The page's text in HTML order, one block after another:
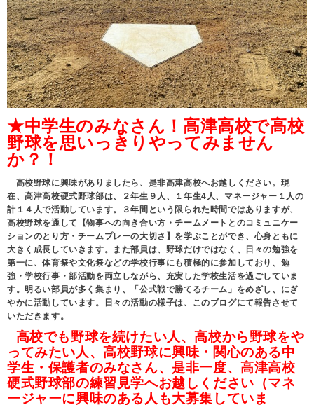
★中学生のみなさん！高津高校で高校
野球を思いっきりやってみません
か？！
高校野球に興味がありましたら、是非高津高校へお越しください。現
在、高津高校硬式野球部は、２年生９人、１年生4人、マネージャー１人の
計１４人で活動しています。３年間という限られた時間ではありますが、
高校野球を通して【物事への向き合い方・チームメートとのコミュニケー
ションのとり方・チームプレーの大切さ】を学ぶことができ、心身ともに
大きく成長していきます。また部員は、野球だけではなく、日々の勉強を
第一に、体育祭や文化祭などの学校行事にも積極的に参加しており、勉
強・学校行事・部活動を両立しながら、充実した学校生活を過ごしていま
す。明るい部員が多く集まり、「公式戦で勝てるチーム」をめざし、にぎ
やかに活動しています。日々の活動の様子は、このブログにて報告させて
いただきます。
高校でも野球を続けたい人、高校から野球をや
ってみたい人、高校野球に興味・関心のある中
学生・保護者のみなさん、是非一度、高津高校
硬式野球部の練習見学へお越しください（マネ
ージャーに興味のある人も大募集していま